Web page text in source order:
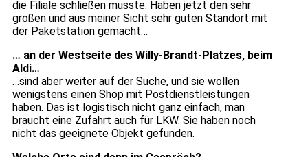
die Filiale schließen musste. Haben jetzt den sehr
großen und aus meiner Sicht sehr guten Standort mit
der Paketstation gemacht…
… an der Westseite des Willy-Brandt-Platzes, beim
Aldi…
…sind aber weiter auf der Suche, und sie wollen
wenigstens einen Shop mit Postdienstleistungen
haben. Das ist logistisch nicht ganz einfach, man
braucht eine Zufahrt auch für LKW. Sie haben noch
nicht das geeignete Objekt gefunden.